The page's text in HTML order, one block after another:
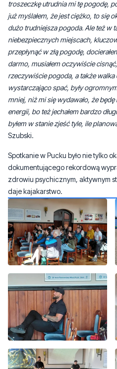
troszeczkę utrudnia mi tę pogodę,
już myślałem, że jest ciężko, to się
dużo trudniejsza pogoda. Ale też w
niebezpiecznych miejscach,
przepłynąć w złą pogodę,
darmo, musiałem oczywiście
rzeczywiście pogoda, a także
wystarczająco spać, były
mniej, niż mi się wydawało, że będę
energii, bo też jechałem bardzo
byłem w stanie zjeść tyle, ile
Szubski.
Spotkanie w Pucku było nie tylko
dokumentującego rekordową
zdrowiu psychicznym, aktywnym
daje kajakarstwo.